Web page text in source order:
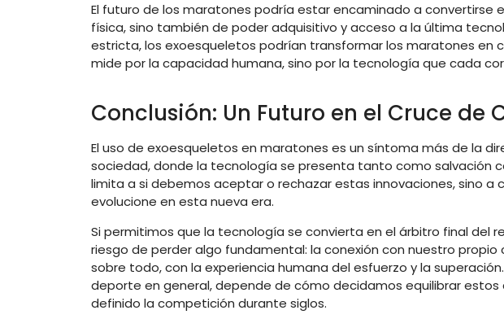
El futuro de los maratones podría estar encaminado a convertirse
física, sino también de poder adquisitivo y acceso a la última
estricta, los exoesqueletos podrían transformar los maratones en
mide por la capacidad humana, sino por la tecnología que cada
Conclusión: Un Futuro en el Cruce de
El uso de exoesqueletos en maratones es un síntoma más de la
sociedad, donde la tecnología se presenta tanto como salvación
limita a si debemos aceptar o rechazar estas innovaciones, sino a
evolucione en esta nueva era.
Si permitimos que la tecnología se convierta en el árbitro final del
riesgo de perder algo fundamental: la conexión con nuestro propio
sobre todo, con la experiencia humana del esfuerzo y la
deporte en general, depende de cómo decidamos equilibrar estos
definido la competición durante siglos.